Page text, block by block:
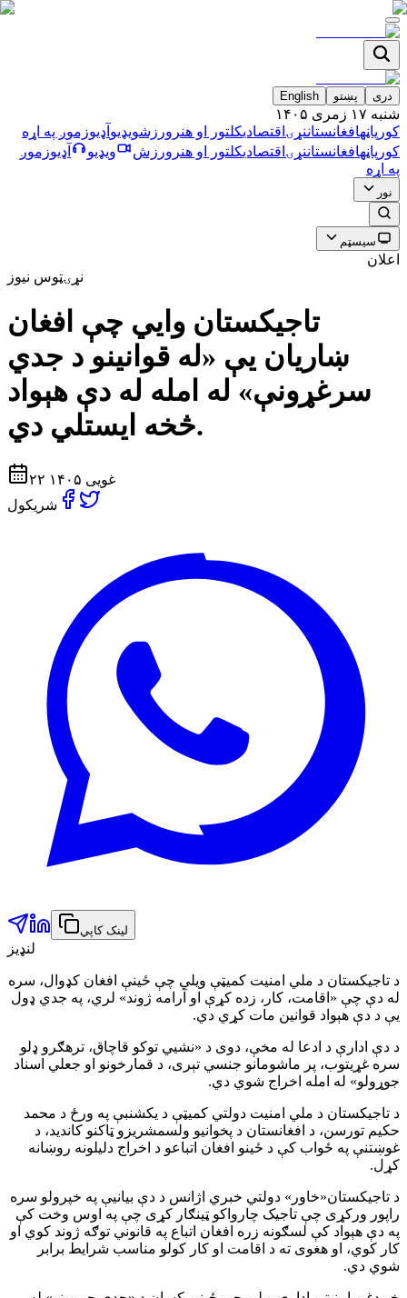
دری پښتو English
شنبه ۱۷ زمری ۱۴۰۵
کورپاڼهافغانستاننړۍ اقتصاديکلتور او هنر ورزشویډیو آډیوزموږ په اړه
کورپاڼهافغانستاننړۍ اقتصاديکلتور او هنر ورزش ویډیو آډیوزموږ
په اړه
نور
سیسټم
اعلان
نړۍټوس نیوز
تاجیکستان وایي چې افغان
ښاریان یې «له قوانینو د جدي
سرغړونې» له امله له دې هېواد
څخه ایستلي دي.
۲۲ غویی ۱۴۰۵
شریکول
لینک کاپي
لنډیز
د تاجیکستان د ملي امنیت کمیټې ویلي چې ځینې افغان کډوال، سره
له دې چې «اقامت، کار، زده کړې او آرامه ژوند» لري، په جدي ډول
یې د دې هېواد قوانین مات کړي دي.
د دې ادارې د ادعا له مخې، دوی د «نشیي توکو قاچاق، ترهګرو ډلو
سره غړیتوب، پر ماشومانو جنسي تېری، د قمارخونو او جعلي اسناد
جوړولو» له امله اخراج شوي دي.
د تاجیکستان د ملي امنیت دولتي کمیټې د یکشنبې په ورځ د محمد
حکیم تورسن، د افغانستان د پخوانیو ولسمشریزو ټاکنو کاندید، د
غوښتنې په ځواب کې د ځینو افغان اتباعو د اخراج دلیلونه روښانه
کړل.
د تاجیکستان«خاور» دولتي خبري اژانس د دې بیانیې په خپرولو سره
راپور ورکړی چې تاجیک چارواکو ټینګار کړی چې په اوس وخت کې
په دې هېواد کې لسګونه زره افغان اتباع په قانوني توګه ژوند کوي او
کار کوي، او هغوی ته د اقامت او کار کولو مناسب شرایط برابر
شوي دي.